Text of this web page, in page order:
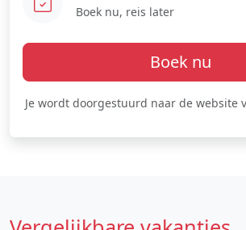
Boek nu, reis later
Boek nu
Je wordt doorgestuurd naar de website